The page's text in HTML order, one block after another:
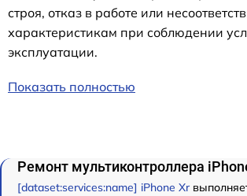
строя, отказ в работе или
характеристикам при соблюдении
эксплуатации.
Показать полностью
Ремонт мультиконтроллера
[dataset:services:name] iPhone Xr